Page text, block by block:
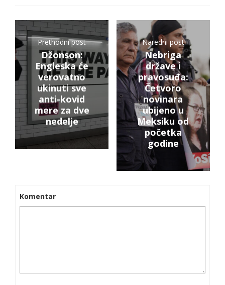
Prethodni post
Džonson:
Engleska će
verovatno
ukinuti sve
anti-kovid
mere za dve
nedelje
Naredni post
Nebriga
države i
pravosuđa:
Četvoro
novinara
ubijeno u
Meksiku od
početka
godine
Komentar